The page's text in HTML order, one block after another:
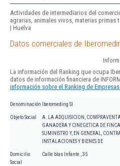
Actividades de intermediarios del
agrarias, animales vivos, materias
| Huelva
Datos comerciales de
La información del Ranking que ocupa
datos de información financiera de
información sobre el Ranking de
Denominación Iberomeding Sl
Objeto Social
A. LA ADQUISICION,
GANADERA Y CINEGETICA DE
SUMINISTRO Y, EN GENERAL,
INSTALACIONES Y BIENES DE
Domicilio
Social
Calle blas Infante , 35